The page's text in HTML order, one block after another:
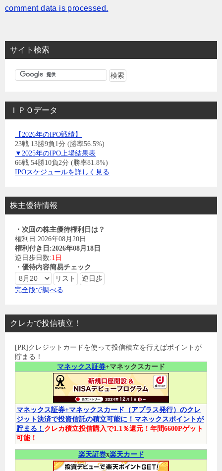
comment data is processed.
サイト検索
ＩＰＯデータ
【2026年のIPO戦績】
23戦 13勝9負1分 (勝率56.5%)
▼2025年のIPO上場結果表
66戦 54勝10負2分 (勝率81.8%)
IPOスケジュールを詳しく見る
株主優待情報
・次回の株主優待権利日は？
権利日:2026年08月20日
権利付き日:2026年08月18日
逆日歩日数:1日
・優待内容簡易チェック
完全版で調べる
クレカで投信積立！
[PR]クレジットカードを使って投信積立を行えばポイントが
貯まる！
マネックス証券+マネックスカード
マネックス証券+マネックスカード（アプラス発行）のクレ
ジット決済で投資信託の積立可能に！マネックスポイントが
貯まる！ クレカ積立投信購入で1.1％還元！年間6600Pゲット
可能！
楽天証券x楽天カード